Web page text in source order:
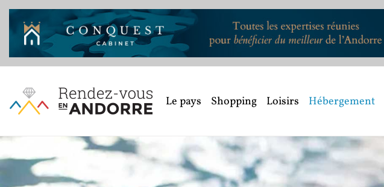
Le pays Shopping Loisirs Hébergement